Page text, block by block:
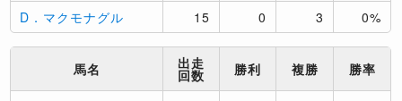
D．マクモナグル
15 0 3 0%
馬名 出走
回数 勝利 複勝 勝率